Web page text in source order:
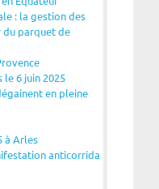
: la gestion des
parquet de
le 6 juin 2025
en pleine
à Arles
anticorrida